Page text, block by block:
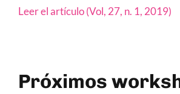
Leer el artículo (Vol, 27, n. 1, 2019)
Próximos